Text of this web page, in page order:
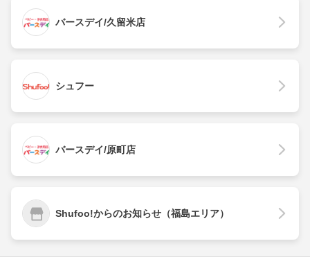
バースデイ/久留米店
シュフー
バースデイ/原町店
Shufoo!からのお知らせ（福島エリア）